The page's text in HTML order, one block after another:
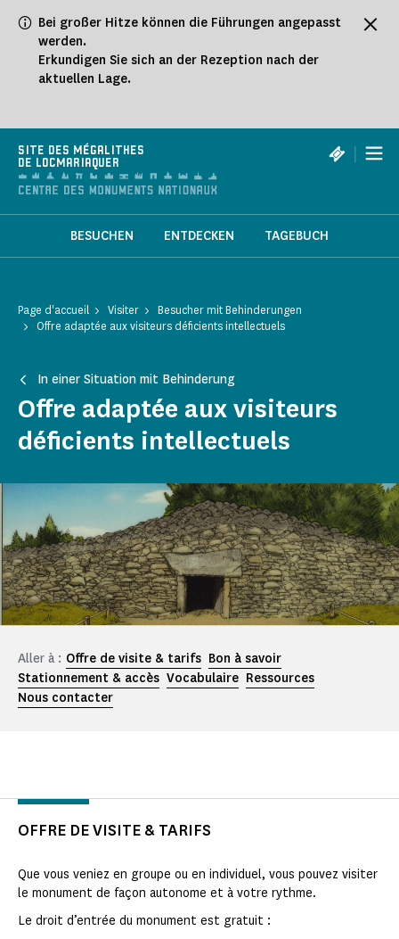
Bei großer Hitze können die Führungen angepasst
werden.
Erkundigen Sie sich an der Rezeption nach der
aktuellen Lage.
SITE DES MÉGALITHES
DE LOCMARIAQUER
|
BESUCHEN ENTDECKEN TAGEBUCH
Page d'accueil Visiter
Besucher mit Behinderungen
Offre adaptée aux visiteurs déficients intellectuels
In einer Situation mit Behinderung
Offre adaptée aux visiteurs
déficients intellectuels
Aller à : Offre de visite & tarifs Bon à savoir
Stationnement & accès Vocabulaire Ressources
Nous contacter
OFFRE DE VISITE & TARIFS
Que vous veniez en groupe ou en individuel, vous pouvez visiter
le monument de façon autonome et à votre rythme.
Le droit d’entrée du monument est gratuit :